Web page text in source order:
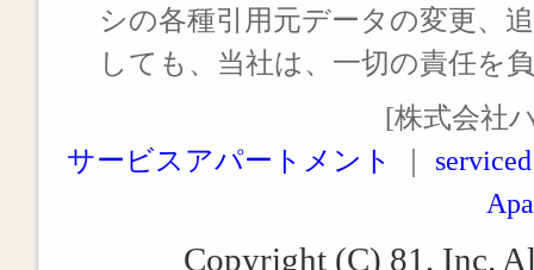
シの各種引用元データの変更、
しても、当社は、一切の責任を
[株式会社
サービスアパートメント
Copyright (C) 81, Inc.